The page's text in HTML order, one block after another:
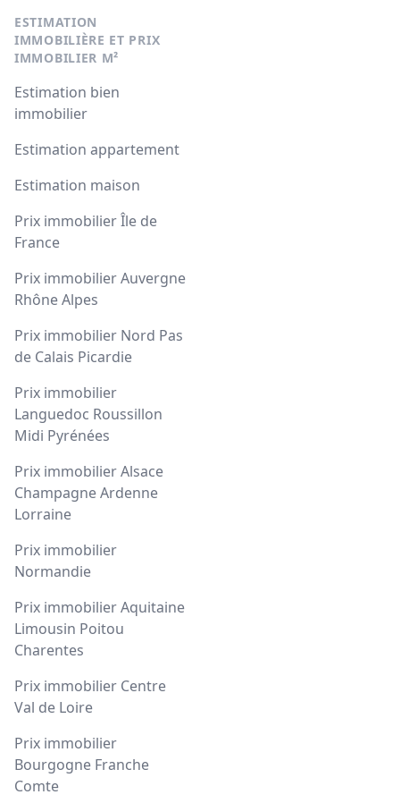
ESTIMATION
IMMOBILIÈRE ET PRIX
IMMOBILIER M²
Estimation bien
immobilier
Estimation appartement
Estimation maison
Prix immobilier Île de
France
Prix immobilier Auvergne
Rhône Alpes
Prix immobilier Nord Pas
de Calais Picardie
Prix immobilier
Languedoc Roussillon
Midi Pyrénées
Prix immobilier Alsace
Champagne Ardenne
Lorraine
Prix immobilier
Normandie
Prix immobilier Aquitaine
Limousin Poitou
Charentes
Prix immobilier Centre
Val de Loire
Prix immobilier
Bourgogne Franche
Comte